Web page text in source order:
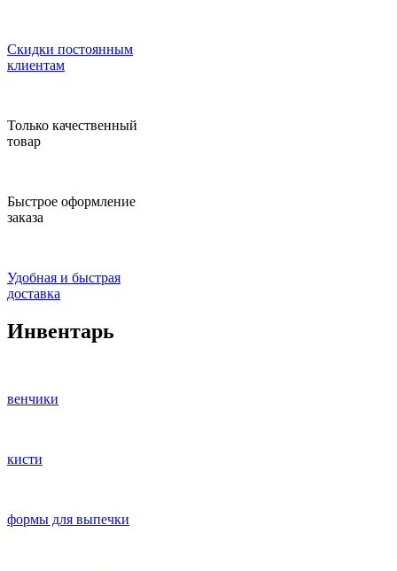
Скидки постоянным
клиентам
Только качественный
товар
Быстрое оформление
заказа
Удобная и быстрая
доставка
Инвентарь
венчики
кисти
формы для выпечки